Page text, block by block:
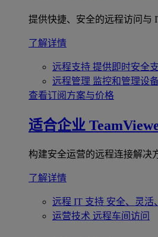
提供快捷、安全的远程访问与
了解详情
远程支持 提供即时安全
远程管理 监控和管理设
查看订阅方案与价格
适合企业
构建安全运营的远程连接解决
了解详情
远程 IT 支持 安全、灵活
运营技术 远程车间访问